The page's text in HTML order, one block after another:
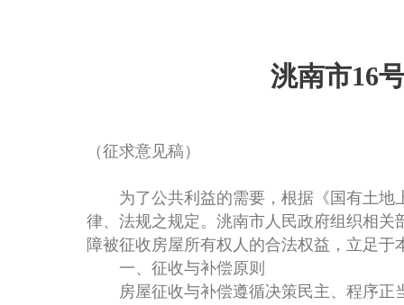
洮南市16
（征求意见稿）
为了公共利益的需要，根据《国有土地
律、法规之规定。洮南市人民政府组织相
障被征收房屋所有权人的合法权益，立足
一、征收与补偿原则
房屋征收与补偿遵循决策民主、程序正